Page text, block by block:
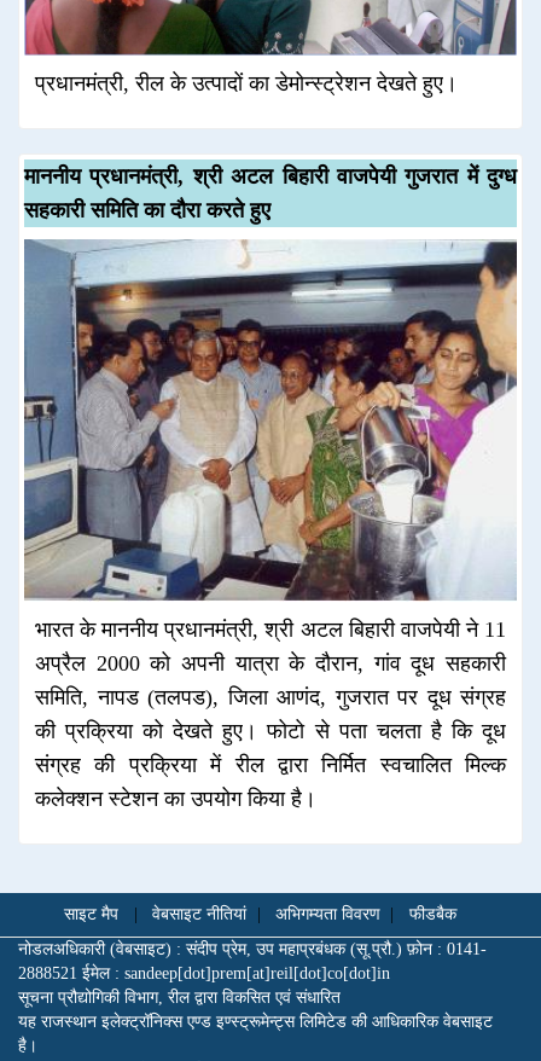
प्रधानमंत्री, रील के उत्पादों का डेमोन्स्ट्रेशन देखते हुए।
माननीय प्रधानमंत्री, श्री अटल बिहारी वाजपेयी गुजरात में दुग्ध
सहकारी समिति का दौरा करते हुए
भारत के माननीय प्रधानमंत्री, श्री अटल बिहारी वाजपेयी ने 11
अप्रैल 2000 को अपनी यात्रा के दौरान, गांव दूध सहकारी
समिति, नापड (तलपड), जिला आणंद, गुजरात पर दूध संग्रह
की प्रक्रिया को देखते हुए। फोटो से पता चलता है कि दूध
संग्रह की प्रक्रिया में रील द्वारा निर्मित स्वचालित मिल्क
कलेक्शन स्टेशन का उपयोग किया है।
साइट मैप वेबसाइट नीतियां अभिगम्यता विवरण
फीडबैक
नोडलअधिकारी (वेबसाइट) : संदीप प्रेम, उप महाप्रबंधक (सू.प्रौ.) फ़ोन : 0141-
2888521 ईमेल : sandeep[dot]prem[at]reil[dot]co[dot]in
सूचना प्रौद्योगिकी विभाग, रील द्वारा विकसित एवं संधारित
यह राजस्थान इलेक्ट्रॉनिक्स एण्ड इण्स्ट्रूमेन्ट्स लिमिटेड की आधिकारिक वेबसाइट
है।